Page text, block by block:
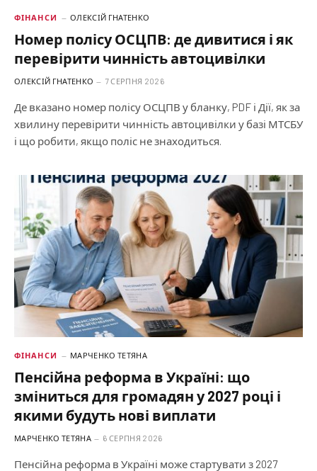
ФІНАНСИ ОЛЕКСІЙ ГНАТЕНКО
Номер полісу ОСЦПВ: де дивитися і як
перевірити чинність автоцивілки
ОЛЕКСІЙ ГНАТЕНКО 7 СЕРПНЯ 2026
Де вказано номер полісу ОСЦПВ у бланку, PDF і Дії, як за
хвилину перевірити чинність автоцивілки у базі МТСБУ
і що робити, якщо поліс не знаходиться.
ФІНАНСИ МАРЧЕНКО ТЕТЯНА
Пенсійна реформа в Україні: що
зміниться для громадян у 2027 році і
якими будуть нові виплати
МАРЧЕНКО ТЕТЯНА 6 СЕРПНЯ 2026
Пенсійна реформа в Україні може стартувати з 2027